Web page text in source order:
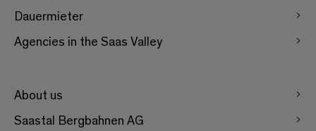
Dauermieter
Agencies in the Saas Valley
About us
Saastal Bergbahnen AG